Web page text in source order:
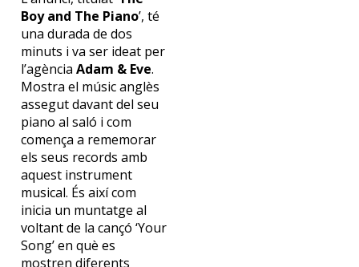
Boy and The Piano’, té
una durada de dos
minuts i va ser ideat per
l’agènciaAdam & Eve.
Mostra el músic anglès
assegut davant del seu
piano al saló i com
comença a rememorar
els seus records amb
aquest instrument
musical. És així com
inicia un muntatge al
voltant de la cançó ‘Your
Song’ en què es
mostren diferents